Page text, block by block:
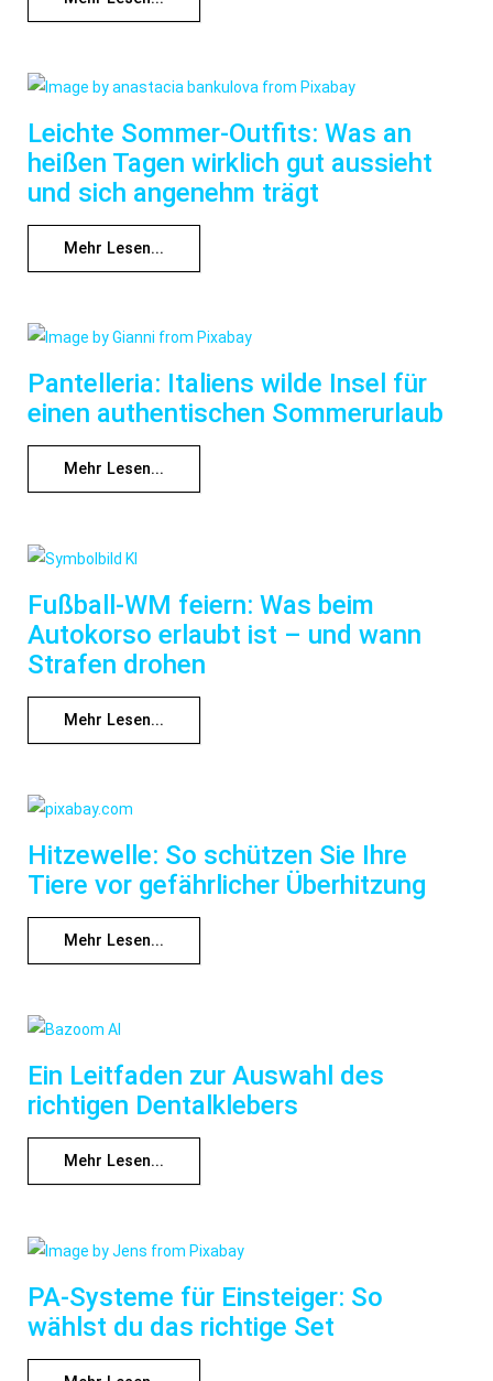
Leichte Sommer-Outfits: Was an
heißen Tagen wirklich gut aussieht
und sich angenehm trägt
Mehr Lesen...
Pantelleria: Italiens wilde Insel für
einen authentischen Sommerurlaub
Mehr Lesen...
Fußball-WM feiern: Was beim
Autokorso erlaubt ist – und wann
Strafen drohen
Mehr Lesen...
Hitzewelle: So schützen Sie Ihre
Tiere vor gefährlicher Überhitzung
Mehr Lesen...
Ein Leitfaden zur Auswahl des
richtigen Dentalklebers
Mehr Lesen...
PA-Systeme für Einsteiger: So
wählst du das richtige Set